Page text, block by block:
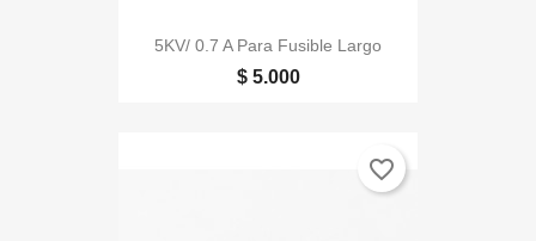
5KV/ 0.7 A Para Fusible Largo
$ 5.000
favorite_border